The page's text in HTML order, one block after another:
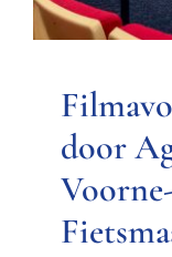
door